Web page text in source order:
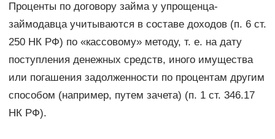
Проценты по договору займа у упрощенца-
займодавца учитываются в составе доходов (п. 6 ст.
250 НК РФ) по «кассовому» методу, т. е. на дату
поступления денежных средств, иного имущества
или погашения задолженности по процентам другим
способом (например, путем зачета) (п. 1 ст. 346.17
НК РФ).